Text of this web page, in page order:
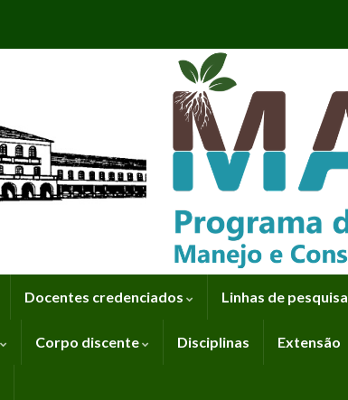
Docentes credenciados Linhas de pesquisa
Corpo discente Disciplinas Extensão